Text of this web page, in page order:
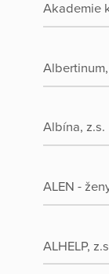
Akademie
Albína, z.s.
ALEN -
ALHELP,